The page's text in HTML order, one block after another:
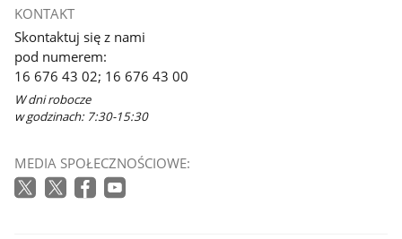
KONTAKT
Skontaktuj się z nami
pod numerem:
16 676 43 02; 16 676 43 00
W dni robocze
w godzinach: 7:30-15:30
MEDIA SPOŁECZNOŚCIOWE: